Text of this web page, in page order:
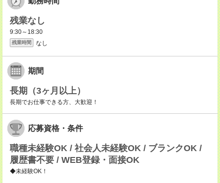
残業なし
9:30～18:30
残業時間 なし
期間
長期（3ヶ月以上）
長期でお仕事できる方、大歓迎！
応募資格・条件
職種未経験OK / 社会人未経験OK / ブランクOK /
履歴書不要 / WEB登録・面接OK
◆未経験OK！